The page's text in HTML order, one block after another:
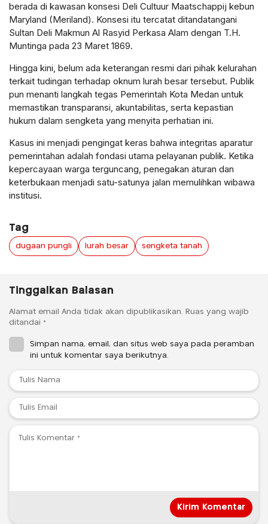
berada di kawasan konsesi Deli Cultuur Maatschappij kebun
Maryland (Meriland). Konsesi itu tercatat ditandatangani
Sultan Deli Makmun Al Rasyid Perkasa Alam dengan T.H.
Muntinga pada 23 Maret 1869.
Hingga kini, belum ada keterangan resmi dari pihak kelurahan
terkait tudingan terhadap oknum lurah besar tersebut. Publik
pun menanti langkah tegas Pemerintah Kota Medan untuk
memastikan transparansi, akuntabilitas, serta kepastian
hukum dalam sengketa yang menyita perhatian ini.
Kasus ini menjadi pengingat keras bahwa integritas aparatur
pemerintahan adalah fondasi utama pelayanan publik. Ketika
kepercayaan warga terguncang, penegakan aturan dan
keterbukaan menjadi satu-satunya jalan memulihkan wibawa
institusi.
Tag
dugaan pungli lurah besar sengketa tanah
Tinggalkan Balasan
Alamat email Anda tidak akan dipublikasikan. Ruas yang wajib
ditandai *
Simpan nama, email, dan situs web saya pada peramban
ini untuk komentar saya berikutnya.